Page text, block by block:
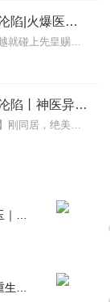
新婚夜下猛药，禁欲皇叔日日沦陷|火爆医妃|甜宠女强
【内容简介】姜南溪没想到，她一穿越就碰上先皇赐婚。定远侯府的英俊儿郞，随她挑选。只可惜老大被白莲庶妹勾了魂，老二混不吝，老三弱不禁风…挑来挑去，姜南溪挑了早已分...
开局龙凤培元功，全城美女都沦陷丨神医异能多女主爽文
【新书上线，都市多女主，爆更爽听】刚同居，绝美校花孕吐藏不住丨爆笑逆袭丨都市脑洞爽文回村投奔嫂子，日子越来越润丨逆袭打脸超能异术爽文江湖：我在按摩店靠女人起家丨...